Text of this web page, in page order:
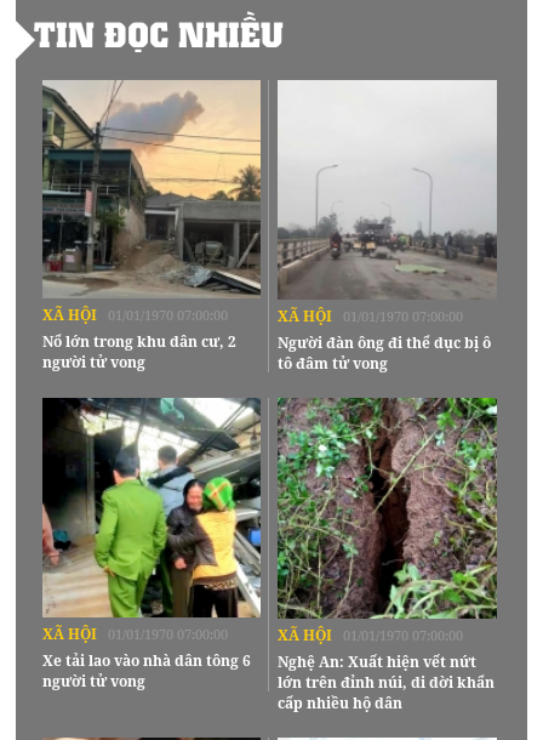
TIN ĐỌC NHIỀU
XÃ HỘI 01/01/1970 07:00:00
Nổ lớn trong khu dân cư, 2
người tử vong
XÃ HỘI 01/01/1970 07:00:00
Người đàn ông đi thể dục bị ô
tô đâm tử vong
XÃ HỘI 01/01/1970 07:00:00
Xe tải lao vào nhà dân tông 6
người tử vong
XÃ HỘI 01/01/1970 07:00:00
Nghệ An: Xuất hiện vết nứt
lớn trên đỉnh núi, di dời khẩn
cấp nhiều hộ dân